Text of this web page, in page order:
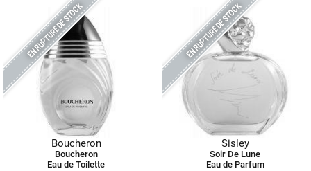
EN RUPTURE DE STOCK
Boucheron
Boucheron
Eau de Toilette
EN RUPTURE DE STOCK
Sisley
Soir De Lune
Eau de Parfum